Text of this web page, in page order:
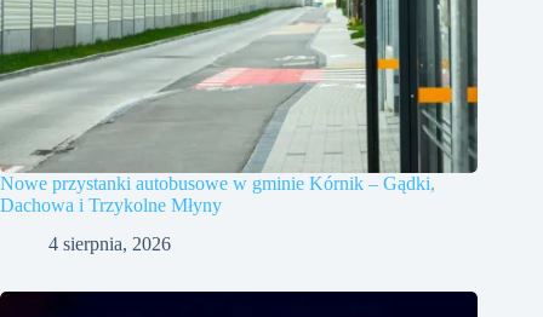
Nowe przystanki autobusowe w gminie Kórnik – Gądki,
Dachowa i Trzykolne Młyny
4 sierpnia, 2026